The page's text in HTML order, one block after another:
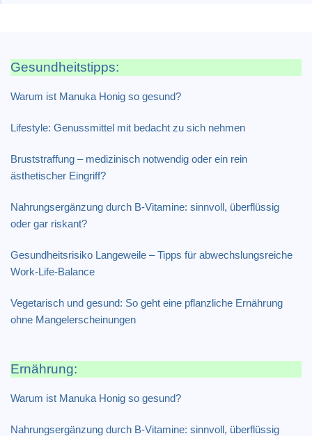
Gesundheitstipps:
Warum ist Manuka Honig so gesund?
Lifestyle: Genussmittel mit bedacht zu sich nehmen
Bruststraffung – medizinisch notwendig oder ein rein
ästhetischer Eingriff?
Nahrungsergänzung durch B-Vitamine: sinnvoll, überflüssig
oder gar riskant?
Gesundheitsrisiko Langeweile – Tipps für abwechslungsreiche
Work-Life-Balance
Vegetarisch und gesund: So geht eine pflanzliche Ernährung
ohne Mangelerscheinungen
Ernährung:
Warum ist Manuka Honig so gesund?
Nahrungsergänzung durch B-Vitamine: sinnvoll, überflüssig